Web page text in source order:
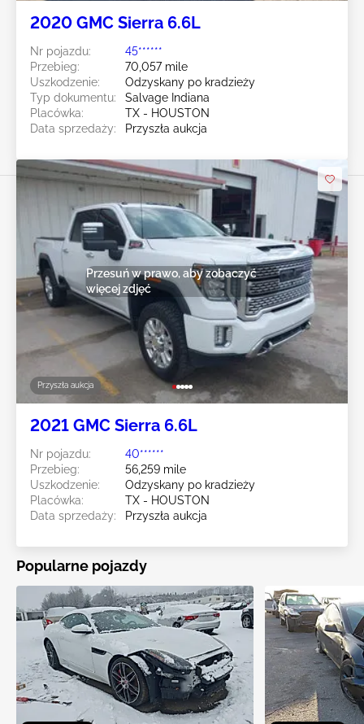
2020 GMC Sierra 6.6L
Nr pojazdu:
45******
Przebieg:
70,057 mile
Uszkodzenie:
Odzyskany po kradzieży
Typ dokumentu:
Salvage Indiana
Placówka:
TX - HOUSTON
Data sprzedaży:
Przyszła aukcja
Przyszła aukcja
Przesuń w prawo, aby zobaczyć
więcej zdjęć
2021 GMC Sierra 6.6L
Nr pojazdu:
40******
Przebieg:
56,259 mile
Uszkodzenie:
Odzyskany po kradzieży
Placówka:
TX - HOUSTON
Data sprzedaży:
Przyszła aukcja
Popularne pojazdy